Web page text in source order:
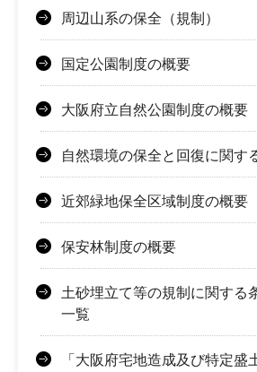
周辺山系の保全（規制）
国定公園制度の概要
大阪府立自然公園制度の概要
自然環境の保全と回復に関す
近郊緑地保全区域制度の概要
保安林制度の概要
土砂埋立て等の規制に関する
一覧
「大阪府宅地造成及び特定盛